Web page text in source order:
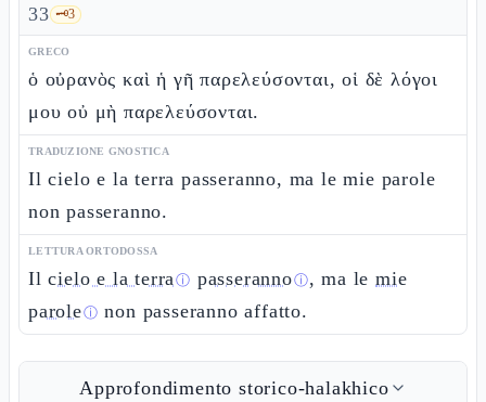
33 🗝️3
GRECO
ὁ οὐρανὸς καὶ ἡ γῆ παρελεύσονται, οἱ δὲ λόγοι
μου οὐ μὴ παρελεύσονται.
TRADUZIONE GNOSTICA
Il cielo e la terra passeranno, ma le mie parole
non passeranno.
LETTURA ORTODOSSA
Ilcielo e la terraⓘ passerannoⓘ, ma lemie
paroleⓘ non passeranno affatto.
Approfondimento storico-halakhico